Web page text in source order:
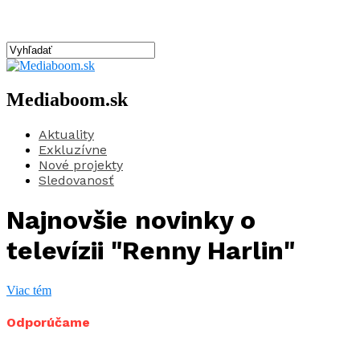
Mediaboom.sk
Aktuality
Exkluzívne
Nové projekty
Sledovanosť
Najnovšie novinky o
televízii "Renny Harlin"
Viac tém
Odporúčame